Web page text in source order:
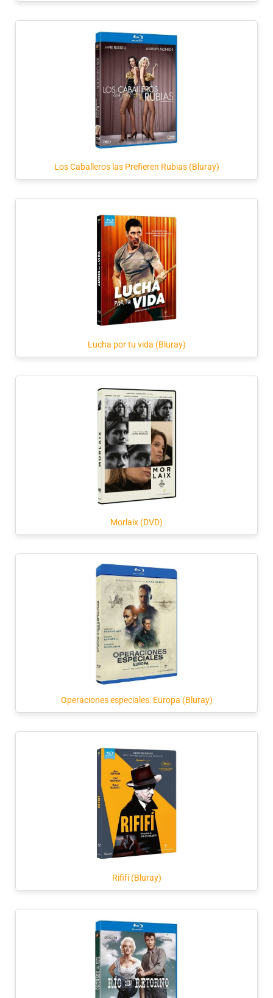
Los Caballeros las Prefieren Rubias (Bluray)
Lucha por tu vida (Bluray)
Morlaix (DVD)
Operaciones especiales: Europa (Bluray)
Rififí (Bluray)